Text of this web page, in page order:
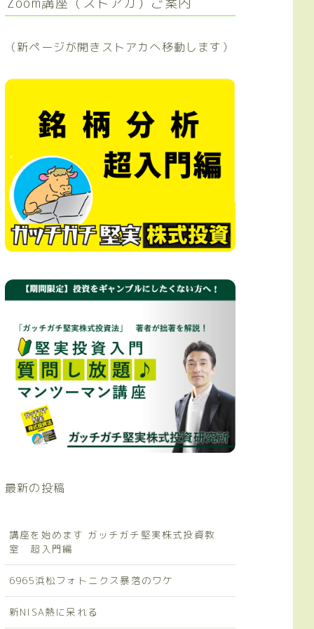
（新ページが開きストアカへ移動します）
最新の投稿
講座を始めます ガッチガチ堅実株式投資教
室 超入門編
6965浜松フォトニクス暴落のワケ
新NISA熱に呆れる